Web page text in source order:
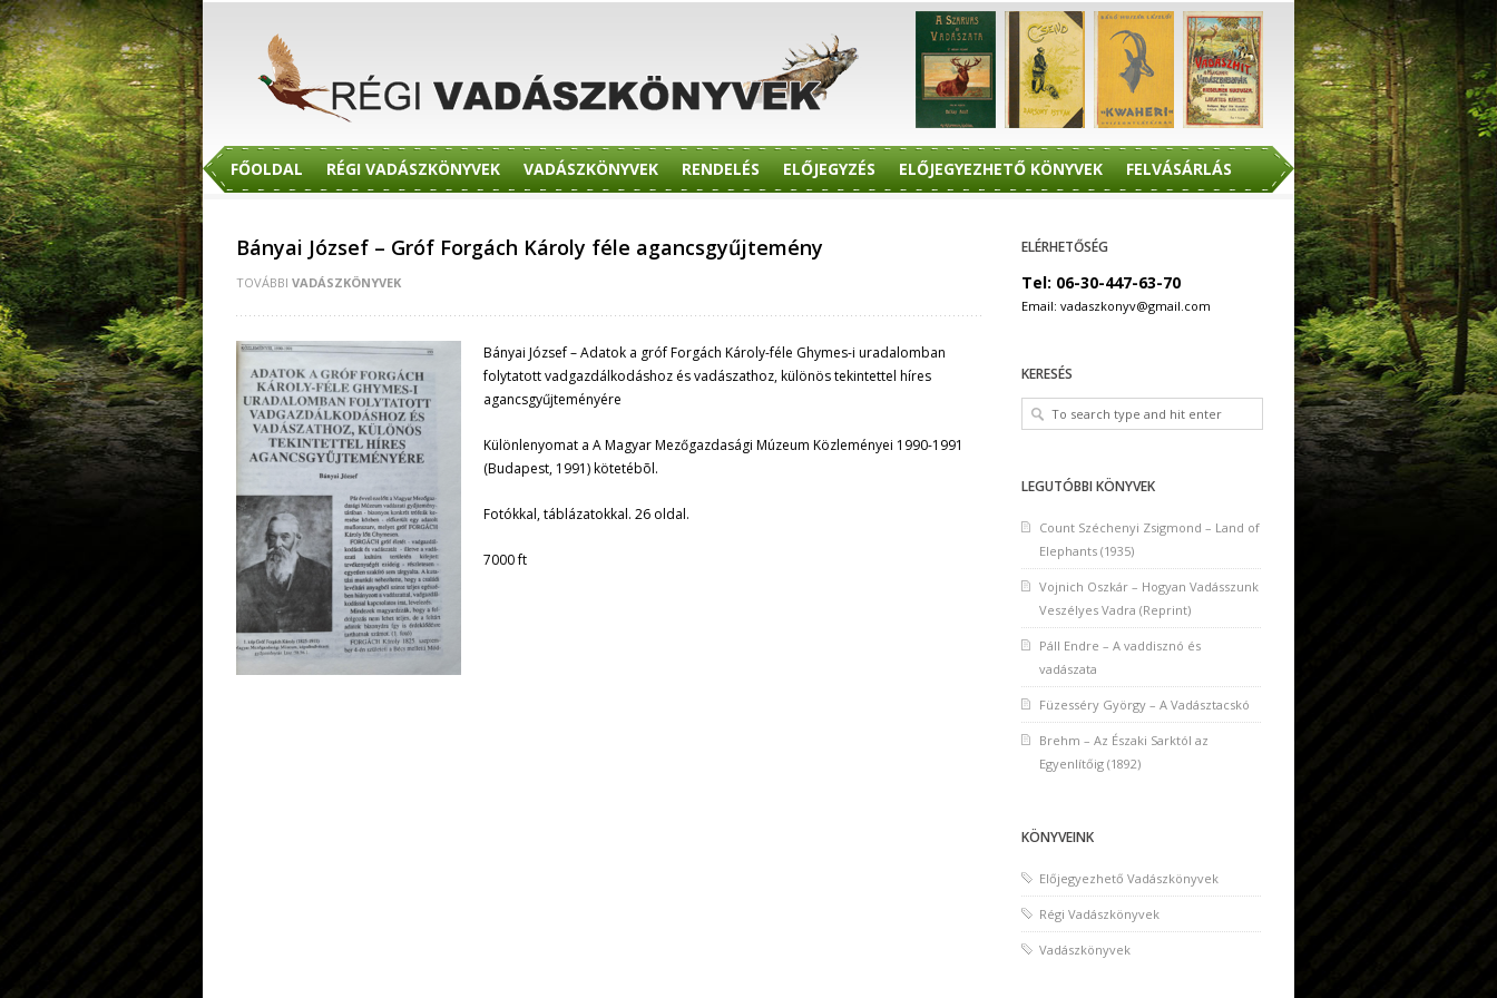
FŐOLDAL RÉGI VADÁSZKÖNYVEK VADÁSZKÖNYVEK RENDELÉS ELŐJEGYZÉS ELŐJEGYEZHETŐ KÖNYVEK FELVÁSÁRLÁS
Bányai József – Gróf Forgách Károly féle agancsgyűjtemény
TOVÁBBI VADÁSZKÖNYVEK
Bányai József – Adatok a gróf Forgách Károly-féle Ghymes-i uradalomban
folytatott vadgazdálkodáshoz és vadászathoz, különös tekintettel híres
agancsgyűjteményére
Különlenyomat a A Magyar Mezőgazdasági Múzeum Közleményei 1990-1991
(Budapest, 1991) kötetébõl.
Fotókkal, táblázatokkal. 26 oldal.
7000 ft
ELÉRHETŐSÉG
Tel: 06-30-447-63-70
Email: vadaszkonyv@gmail.com
KERESÉS
LEGUTÓBBI KÖNYVEK
Count Széchenyi Zsigmond – Land of
Elephants (1935)
Vojnich Oszkár – Hogyan Vadásszunk
Veszélyes Vadra (Reprint)
Páll Endre – A vaddisznó és
vadászata
Füzesséry György – A Vadásztacskó
Brehm – Az Északi Sarktól az
Egyenlítőig (1892)
KÖNYVEINK
Előjegyezhető Vadászkönyvek
Régi Vadászkönyvek
Vadászkönyvek